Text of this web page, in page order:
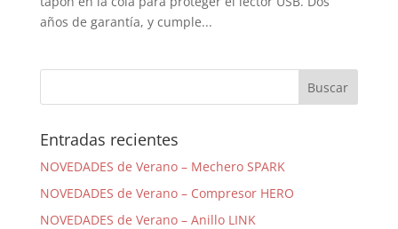
años de garantía, y cumple...
Entradas recientes
NOVEDADES de Verano – Mechero SPARK
NOVEDADES de Verano – Compresor HERO
NOVEDADES de Verano – Anillo LINK